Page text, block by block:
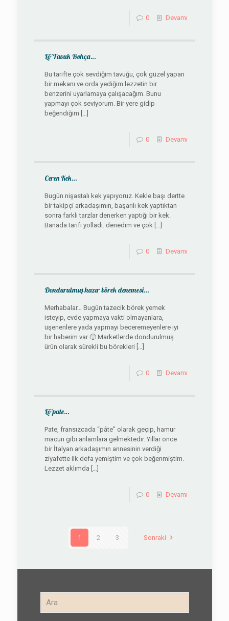
0 Devamı
Lö’Tavuk Bohça…
Bu tarifte çok sevdiğim tavuğu, çok güzel yapan
bir mekanı ve orda yediğim lezzetin bir
benzerini uyarlamaya çalışacağım. Bunu
yapmayı çok seviyorum. Bir yere gidip
beğendiğim […]
0 Devamı
Ceren Kek…
Bugün nişastalı kek yapıyoruz. Kekle başı dertte
bir takipçi arkadaşımın, başarılı kek yaptıktan
sonra farklı tarzlar denerken yaptığı bir kek.
Banada tarifi yolladı. denedim ve çok[…]
0 Devamı
Dondurulmuş hazır börek denemesi…
Merhabalar… Bugün tazecik börek yemek
isteyip, evde yapmaya vakti olmayanlara,
üşenenlere yada yapmayı beceremeyenlere iyi
bir haberim var 🙂 Marketlerde dondurulmuş
ürün olarak sürekli bu börekleri […]
0 Devamı
Lö’pate…
Pate, fransızcada “pâte” olarak geçip, hamur
macun gibi anlamlara gelmektedir. Yıllar önce
bir İtalyan arkadaşımın annesinin verdiği
ziyafette ilk defa yemiştim ve çok beğenmiştim.
Lezzet aklımda […]
0 Devamı
1 2 3 Sonraki